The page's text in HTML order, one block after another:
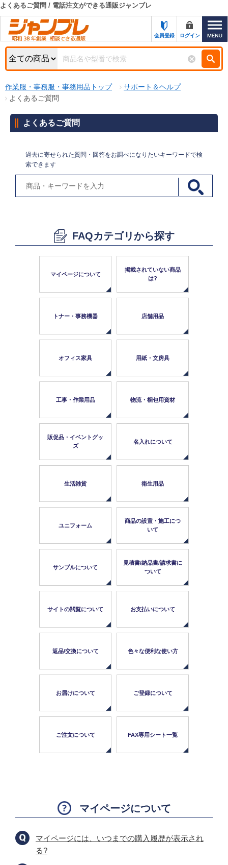
カテゴリー一覧
お知らせ
特集・キャンペーン一覧
初めての方へ
サポート＆ヘルプ
FAX注文用紙の印刷
カタログ請求（無料）
試着サンプル無料貸し出し
クイックオーダー
ログアウト
Myページ 見積書
キーワード検索
検索条件
商品カテゴリから選ぶ
キャンペーン
おすすめ
NEW
売れ筋
販売価格(税抜き)で絞る
よくあるご質問 / 電話注文ができる通販ジャンブレ
会員登録 ログイン
作業服・事務服・事務用品トップ
サポート＆ヘルプ
よくあるご質問
よくあるご質問
過去に寄せられた質問・回答をお調べになりたいキーワードで検
索できます
FAQカテゴリから探す
マイページについて
掲載されていない商品
は?
トナー・事務機器 店舗用品
オフィス家具 用紙・文房具
工事・作業用品 物流・梱包用資材
販促品・イベントグッ
ズ
名入れについて
生活雑貨 衛生用品
ユニフォーム
商品の設置・施工につ
いて
サンプルについて
見積書/納品書/請求書に
ついて
サイトの閲覧について お支払いについて
返品/交換について 色々な便利な使い方
お届けについて ご登録について
ご注文について FAX専用シート一覧
マイページについて
マイページには、いつまでの購入履歴が表示され
る?